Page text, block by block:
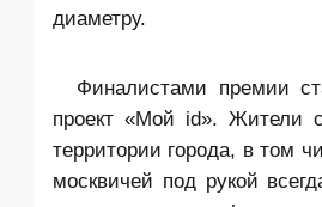
диаметру.
Финалистами премии
проект «Мой id». Жители
территории города, в том
москвичей под рукой